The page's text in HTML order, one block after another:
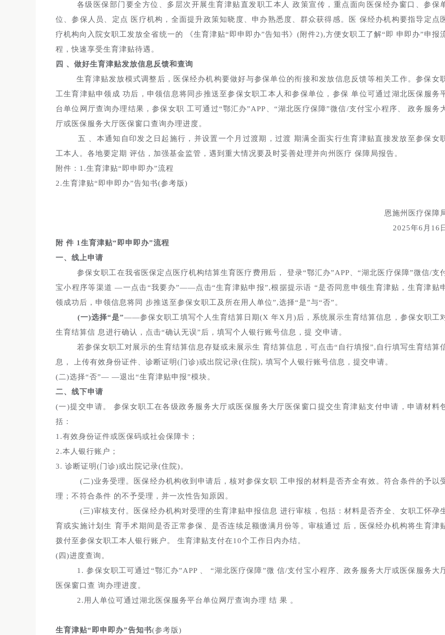
各级医保部门要全方位、多层次开展生育津贴直发职工本人 政策宣传，重点面向医保经办窗口、参保
位、参保人员、定点 医疗机构，全面提升政策知晓度、申办熟悉度、群众获得感。医 保经办机构要指导定点
疗机构向入院女职工发放全省统一的 《生育津贴“即申即办”告知书》(附件2),方便女职工了解“即 申即办”申报
程，快速享受生育津贴待遇。
四 、做好生育津贴发放信息反馈和查询
生育津贴发放模式调整后，医保经办机构要做好与参保单位的衔接和发放信息反馈等相关工作。参保女
工生育津贴申领成 功后，申领信息将同步推送至参保女职工本人和参保单位，参保 单位可通过湖北医保服务
台单位网厅查询办理结果，参保女职 工可通过“鄂汇办”APP、“湖北医疗保障”微信/支付宝小程序、 政务服务
厅或医保服务大厅医保窗口查询办理进度。
五 、本通知自印发之日起施行，并设置一个月过渡期，过渡 期满全面实行生育津贴直接发放至参保女
工本人。各地要定期 评估，加强基金监管，遇到重大情况要及时妥善处理并向州医疗 保障局报告。
附件：1.生育津贴“即申即办”流程
2.生育津贴“即申即办”告知书(参考版)
恩施州医疗保障
2025年6月16
附 件 1生育津贴“即申即办”流程
一、线上申请
参保女职工在我省医保定点医疗机构结算生育医疗费用后， 登录“鄂汇办”APP、“湖北医疗保障”微信/支
宝小程序等渠道 —一点击“我要办”——点击“生育津贴申报”,根据提示语 “是否同意申领生育津贴，生育津贴
领成功后，申领信息将同 步推送至参保女职工及所在用人单位”,选择“是”与“否”。
(一)选择“是”——参保女职工填写个人生育结算日期(X 年X月)后，系统展示生育结算信息，参保女职工
生育结算信 息进行确认，点击“确认无误”后，填写个人银行账号信息，提 交申请。
若参保女职工对展示的生育结算信息存疑或未展示生 育结算信息，可点击“自行填报”,自行填写生育结算
息， 上传有效身份证件、诊断证明(门诊)或出院记录(住院), 填写个人银行账号信息，提交申请。
(二)选择“否”— —退出“生育津贴申报”模块。
二、线下申请
(一)提交申请。 参保女职工在各级政务服务大厅或医保服务大厅医保窗口提交生育津贴支付申请，申请材料
括：
1.有效身份证件或医保码或社会保障卡；
2.本人银行账户；
3. 诊断证明(门诊)或出院记录(住院)。
(二)业务受理。医保经办机构收到申请后，核对参保女职 工申报的材料是否齐全有效。符合条件的予以
理；不符合条件 的不予受理，并一次性告知原因。
(三)审核支付。医保经办机构对受理的生育津贴申报信息 进行审核，包括：材料是否齐全、女职工怀孕
育或实施计划生 育手术期间是否正常参保、是否连续足额缴满月份等。审核通过 后，医保经办机构将生育津
拨付至参保女职工本人银行账户。 生育津贴支付在10个工作日内办结。
(四)进度查询。
1. 参保女职工可通过“鄂汇办”APP 、 “湖北医疗保障”微 信/支付宝小程序、政务服务大厅或医保服务大
医保窗口查 询办理进度。
2.用人单位可通过湖北医保服务平台单位网厅查询办理 结 果 。
生育津贴“即申即办”告知书(参考版)